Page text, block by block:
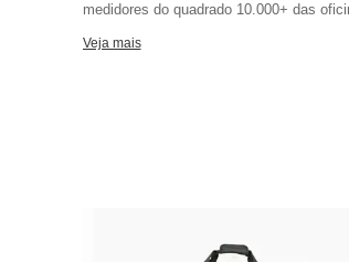
medidores do quadrado 10.000+ das
província de Fujian e de Jiangxi. O alfa tem muitos fornecedores materiais excelentes, tais como Duraflex,
nossa fábrica passou BSCI, Walmart,
pelo mundo inteiro e receberam a reação positiva de
fornecedor dos muitos tipo grande e
Veja mais